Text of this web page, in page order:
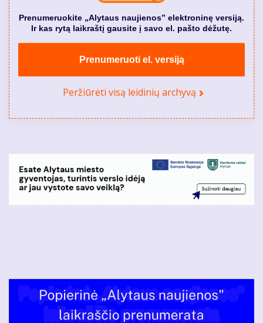
Prenumeruokite „Alytaus naujienos” elektroninę versiją.
Ir kas rytą laikraštį gausite į savo el. pašto dėžutę.
Prenumeruoti el. versiją
Peržiūrėti visą leidinių archyvą